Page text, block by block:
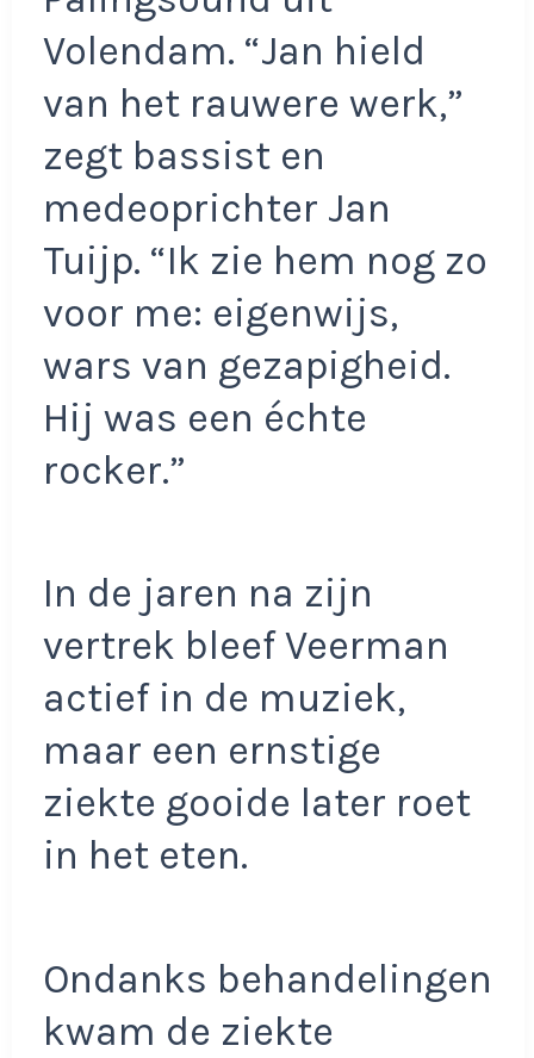
Volendam. “Jan hield
van het rauwere werk,”
zegt bassist en
medeoprichter Jan
Tuijp. “Ik zie hem nog zo
voor me: eigenwijs,
wars van gezapigheid.
Hij was een échte
rocker.”
In de jaren na zijn
vertrek bleef Veerman
actief in de muziek,
maar een ernstige
ziekte gooide later roet
in het eten.
Ondanks behandelingen
kwam de ziekte